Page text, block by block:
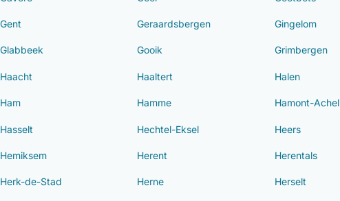
Gent Geraardsbergen Gingelom
Glabbeek Gooik Grimbergen
Haacht Haaltert Halen
Ham Hamme Hamont-Achel
Hasselt Hechtel-Eksel Heers
Hemiksem Herent Herentals
Herk-de-Stad Herne Herselt